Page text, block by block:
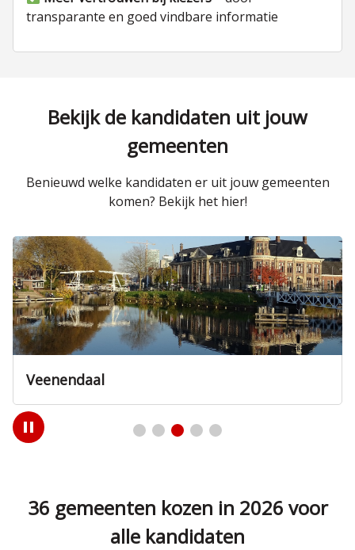
transparante en goed vindbare informatie
Bekijk de kandidaten uit jouw
gemeenten
Benieuwd welke kandidaten er uit jouw gemeenten
komen? Bekijk het hier!
Veenendaal
Play
/
36 gemeenten kozen in 2026 voor
alle kandidaten